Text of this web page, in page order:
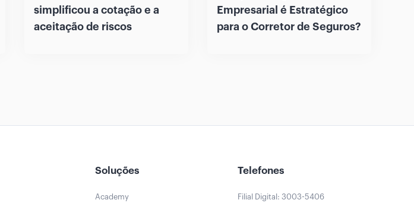
simplificou a cotação e a
aceitação de riscos
Empresarial é Estratégico
para o Corretor de Seguros?
Soluções
Academy
Telefones
Filial Digital: 3003-5406